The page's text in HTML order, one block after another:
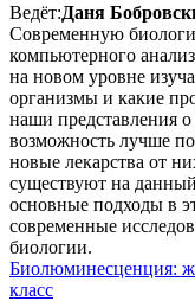
Ведёт:Даня
Современную
компьютерного
на новом уровне
организмы и какие
наши представления
возможность лучше
новые лекарства от
существуют на
основные подходы в
современные
биологии.
Биолюминесценция:
класс